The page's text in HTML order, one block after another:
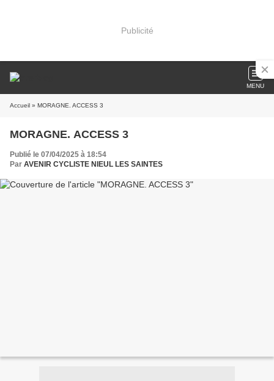
Publicité
MENU
Accueil » MORAGNE. ACCESS 3
MORAGNE. ACCESS 3
Publié le 07/04/2025 à 18:54
Par AVENIR CYCLISTE NIEUL LES SAINTES